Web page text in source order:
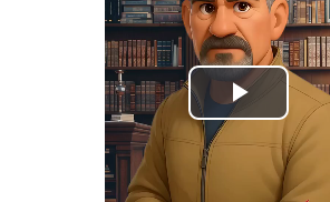
נַגֵּן
וידאו